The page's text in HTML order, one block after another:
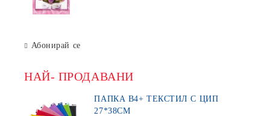
Абонирай се
НАЙ- ПРОДАВАНИ
ПАПКА В4+ ТЕКСТИЛ С ЦИП
27*38СМ